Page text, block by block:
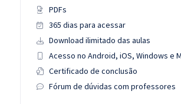
PDFs
365 dias para acessar
Download ilimitado das aulas
Acesso no Android, iOS, Windows e
Certificado de conclusão
Fórum de dúvidas com professores